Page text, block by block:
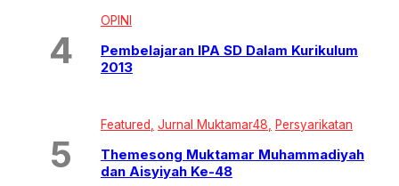
OPINI
Pembelajaran IPA SD Dalam Kurikulum
2013
Featured Jurnal Muktamar48 Persyarikatan
Themesong Muktamar Muhammadiyah
dan Aisyiyah Ke-48